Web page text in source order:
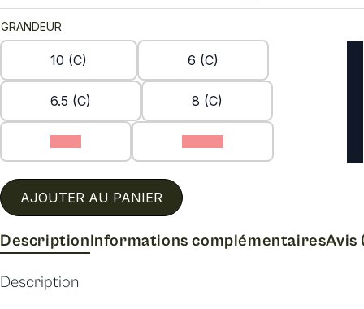
GRANDEUR
10 (C) 6 (C)
6.5 (C) 8 (C)
AJOUTER AU PANIER
DescriptionInformations complémentairesAvis
Description